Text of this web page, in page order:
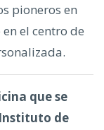
pioneros en
el centro de
que se
de